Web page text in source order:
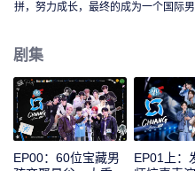
拼，努力成长，最终的成为一个国际男
剧集
EP00：60位宝藏男
EP01上：